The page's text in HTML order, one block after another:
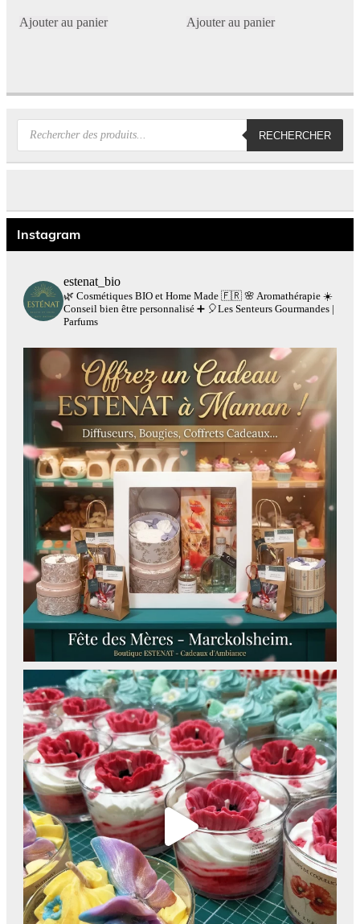
Ajouter au panier Ajouter au panier
Recherche
produits
RECHERCHER
Instagram
estenat_bio
🌿 Cosmétiques BIO et Home Made 🇫🇷🌸 Aromathérapie☀️
Conseil bien être personnalisé➕🎈Les Senteurs Gourmandes |
Parfums